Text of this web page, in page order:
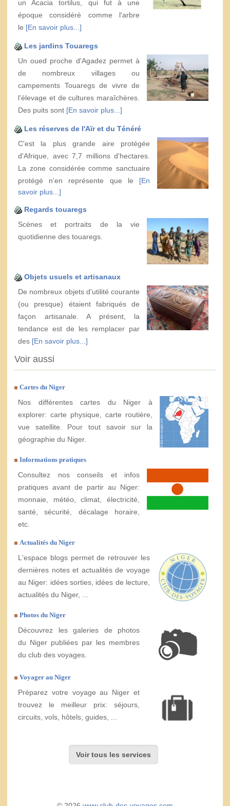
un Acacia tortilus, qui fut à une
époque considéré comme l'arbre
le [En savoir plus...]
Les jardins Touaregs
Un oued proche d'Agadez permet à
de nombreux villages ou
campements Touaregs de vivre de
l'élevage et de cultures maraîchères.
Des puits sont [En savoir plus...]
Les réserves de l'Aïr et du Ténéré
C'est la plus grande aire protégée
d'Afrique, avec 7,7 millions d'hectares.
La zone considérée comme sanctuaire
protégé n'en représente que le [En
savoir plus...]
Regards touaregs
Scènes et portraits de la vie
quotidienne des touaregs.
Objets usuels et artisanaux
De nombreux objets d'utilité courante
(ou presque) étaient fabriqués de
façon artisanale. A présent, la
tendance est de les remplacer par
des [En savoir plus...]
Voir aussi
Cartes du Niger
Nos différentes cartes du Niger à
explorer: carte physique, carte routière,
vue satellite. Pour tout savoir sur la
géographie du Niger.
Informations pratiques
Consultez nos conseils et infos
pratiques avant de partir au Niger:
monnaie, météo, climat, électricité,
santé, sécurité, décalage horaire,
etc.
Actualités du Niger
L'espace blogs permet de retrouver les
dernières notes et actualités de voyage
au Niger: idées sorties, idées de lecture,
actualités du Niger, ...
Photos du Niger
Découvrez les galeries de photos
du Niger publiées par les membres
du club des voyages.
Voyager au Niger
Préparez votre voyage au Niger et
trouvez le meilleur prix: séjours,
circuits, vols, hôtels, guides, ...
Voir tous les services